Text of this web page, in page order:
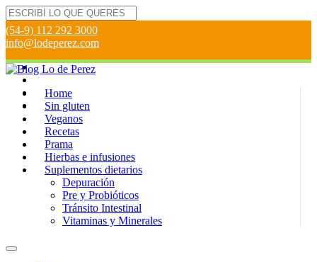
(54-9) 112 292 3000
info@lodeperez.com
Home
Sin gluten
Veganos
Recetas
Prama
Hierbas e infusiones
Suplementos dietarios
Depuración
Pre y Probióticos
Tránsito Intestinal
Vitaminas y Minerales